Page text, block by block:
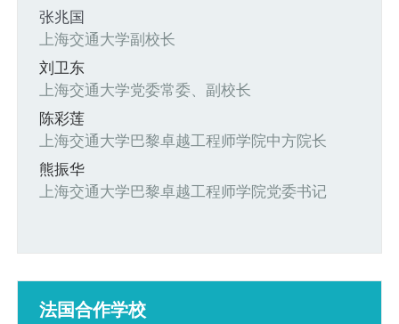
张兆国
上海交通大学副校长
刘卫东
上海交通大学党委常委、副校长
陈彩莲
上海交通大学巴黎卓越工程师学院中方院长
熊振华
上海交通大学巴黎卓越工程师学院党委书记
法国合作学校